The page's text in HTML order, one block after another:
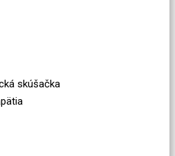
skúšačka